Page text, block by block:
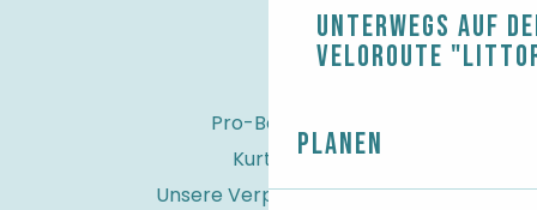
Unterwegs auf
Veloroute
Planen
Pro-Bereich
Kurtaxe
Unsere Verpflichtungen